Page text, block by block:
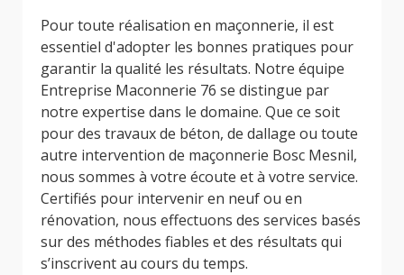
Pour toute réalisation en maçonnerie, il est
essentiel d'adopter les bonnes pratiques pour
garantir la qualité les résultats. Notre équipe
Entreprise Maconnerie 76 se distingue par
notre expertise dans le domaine. Que ce soit
pour des travaux de béton, de dallage ou toute
autre intervention de maçonnerie Bosc Mesnil,
nous sommes à votre écoute et à votre service.
Certifiés pour intervenir en neuf ou en
rénovation, nous effectuons des services basés
sur des méthodes fiables et des résultats qui
s’inscrivent au cours du temps.